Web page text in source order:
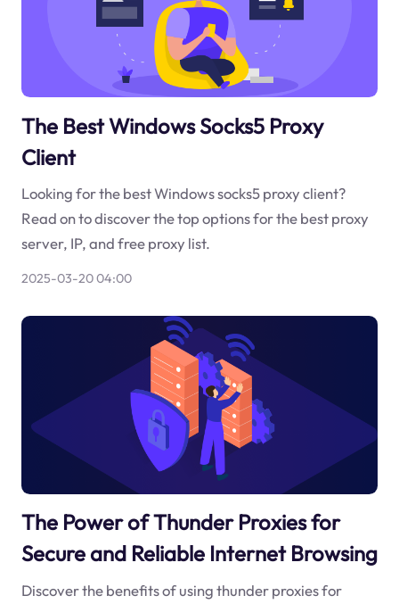
The Best Windows Socks5 Proxy
Client
Looking for the best Windows socks5 proxy client?
Read on to discover the top options for the best proxy
server, IP, and free proxy list.
2025-03-20 04:00
The Power of Thunder Proxies for
Secure and Reliable Internet Browsing
Discover the benefits of using thunder proxies for